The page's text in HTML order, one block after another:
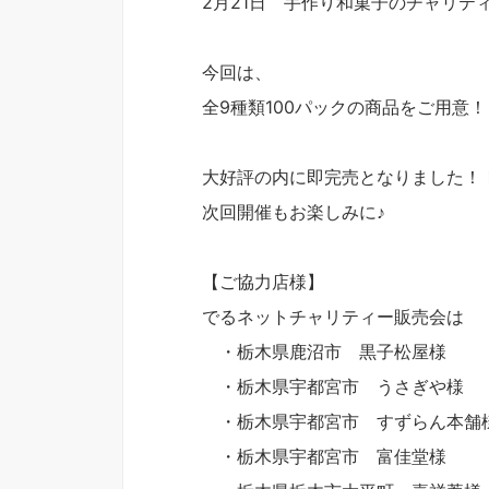
今回は、
全9種類100パックの商品をご用意！
大好評の内に即完売となりました！
次回開催もお楽しみに♪
【ご協力店様】
でるネットチャリティー販売会は
・栃木県鹿沼市 黒子松屋様
・栃木県宇都宮市 うさぎや様
・栃木県宇都宮市 すずらん本舗
・栃木県宇都宮市 富佳堂様